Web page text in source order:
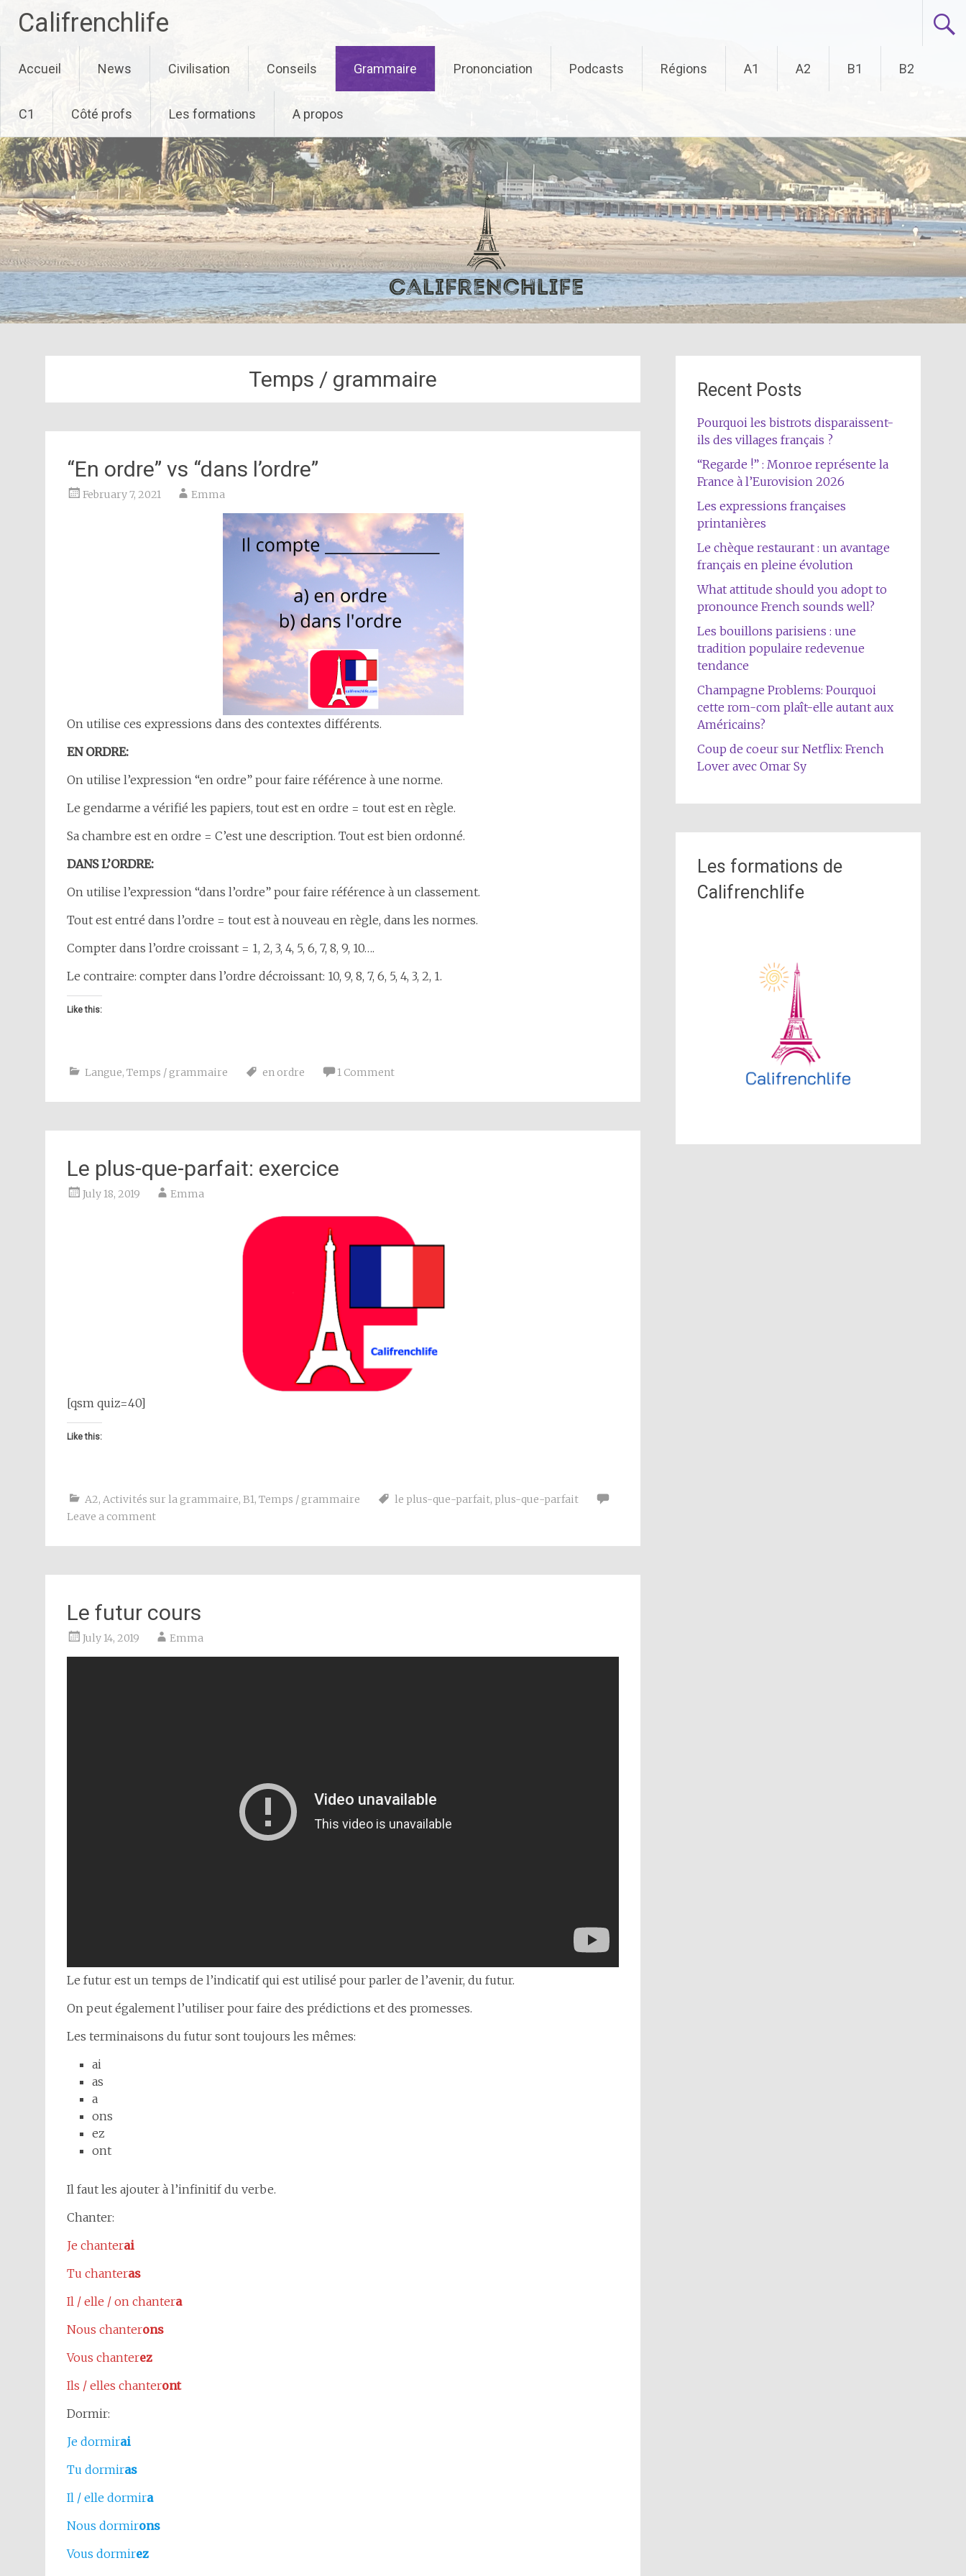
Califrenchlife
to
content
Accueil News Civilisation Conseils Grammaire Prononciation Podcasts Régions A1 A2 B1 B2
C1 Côté profs Les formations A propos
Temps / grammaire
“En ordre” vs “dans l’ordre”
February 7, 2021 Emma
On utilise ces expressions dans des contextes différents.
EN ORDRE:
On utilise l’expression “en ordre” pour faire référence à une norme.
Le gendarme a vérifié les papiers, tout est en ordre = tout est en règle.
Sa chambre est en ordre = C’est une description. Tout est bien ordonné.
DANS L’ORDRE:
On utilise l’expression “dans l’ordre” pour faire référence à un classement.
Tout est entré dans l’ordre = tout est à nouveau en règle, dans les normes.
Compter dans l’ordre croissant = 1, 2, 3, 4, 5, 6, 7, 8, 9, 10….
Le contraire: compter dans l’ordre décroissant: 10, 9, 8, 7, 6, 5, 4, 3, 2, 1.
Like this:
Langue, Temps / grammaire en ordre 1 Comment
Le plus-que-parfait: exercice
July 18, 2019 Emma
[qsm quiz=40]
Like this:
A2, Activités sur la grammaire, B1, Temps / grammaire le plus-que-parfait, plus-que-parfait
Leave a comment
Le futur cours
July 14, 2019 Emma
Le futur est un temps de l’indicatif qui est utilisé pour parler de l’avenir, du futur.
On peut également l’utiliser pour faire des prédictions et des promesses.
Les terminaisons du futur sont toujours les mêmes:
ai
as
a
ons
ez
ont
Il faut les ajouter à l’infinitif du verbe.
Chanter:
Je chanterai
Tu chanteras
Il / elle / on chantera
Nous chanterons
Vous chanterez
Ils / elles chanteront
Dormir:
Je dormirai
Tu dormiras
Il / elle dormira
Nous dormirons
Vous dormirez
Recent Posts
Pourquoi les bistrots disparaissent-
ils des villages français ?
“Regarde !” : Monroe représente la
France à l’Eurovision 2026
Les expressions françaises
printanières
Le chèque restaurant : un avantage
français en pleine évolution
What attitude should you adopt to
pronounce French sounds well?
Les bouillons parisiens : une
tradition populaire redevenue
tendance
Champagne Problems: Pourquoi
cette rom-com plaît-elle autant aux
Américains?
Coup de coeur sur Netflix: French
Lover avec Omar Sy
Les formations de
Califrenchlife